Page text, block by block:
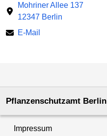
Mohriner Allee 137
12347 Berlin
E-Mail
Pflanzenschutzamt Berlin
Impressum